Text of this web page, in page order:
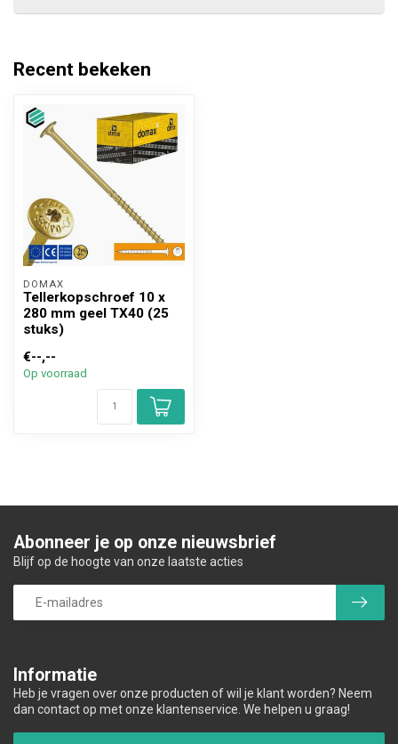
Recent bekeken
DOMAX
Tellerkopschroef 10 x
280 mm geel TX40 (25
stuks)
€--,--
Op voorraad
Informatie
Heb je vragen over onze producten of wil je klant worden? Neem
dan contact op met onze klantenservice. We helpen u graag!
Abonneer je op onze nieuwsbrief
Blijf op de hoogte van onze laatste acties